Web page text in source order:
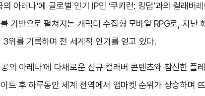
아레나’에 글로벌 인기 IP인 ‘쿠키런: 킹덤’과의 컬래버
기반으로 펼쳐지는 캐릭터 수집형 모바일 RPG로, 지
위를 기록하며 전 세계적 인기를 얻고 있다.
의 아레나’에 다채로운 신규 컬래버 콘텐츠와 참신한
트 후 하루동안 세계 전역에서 앱마켓 순위가 상승하며